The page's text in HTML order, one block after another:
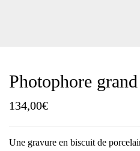
Photophore
134,00€
Une gravure en biscuit de